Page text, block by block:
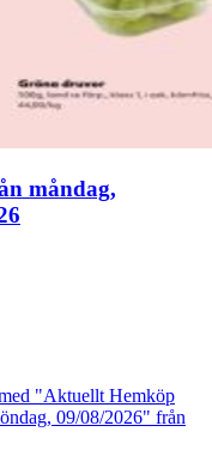
måndag,
"Aktuellt Hemköp
09/08/2026" från